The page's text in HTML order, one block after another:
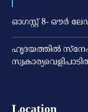
ഓഗസ്റ്റ് 8- ഔര്‍
ഹൃദയത്തില്‍
Location